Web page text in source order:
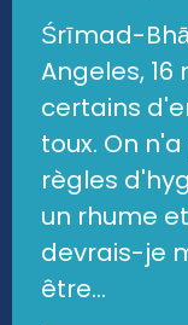
Śrīmad-
Angeles, 16
certains
toux. On
règles
un rhume
devrais-je
être...